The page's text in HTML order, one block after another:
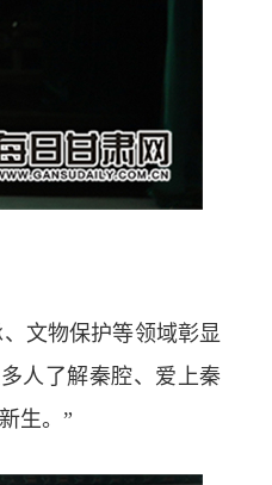
文物保护等领域彰显
人了解秦腔、爱上秦
生。”